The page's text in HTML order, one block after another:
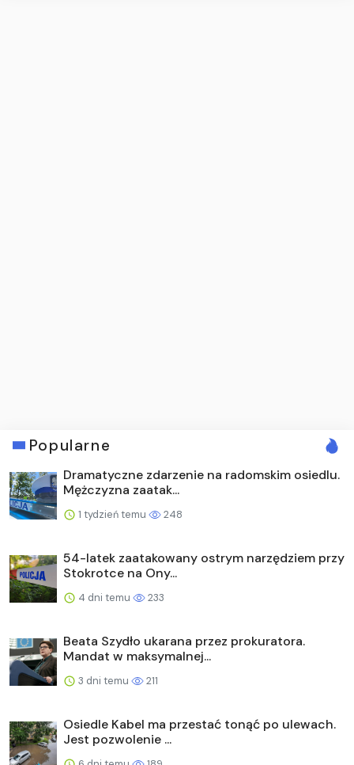
Popularne
Dramatyczne zdarzenie na radomskim osiedlu.
Mężczyzna zaatak...
1 tydzień temu 248
54-latek zaatakowany ostrym narzędziem przy
Stokrotce na Ony...
4 dni temu 233
Beata Szydło ukarana przez prokuratora.
Mandat w maksymalnej...
3 dni temu 211
Osiedle Kabel ma przestać tonąć po ulewach.
Jest pozwolenie ...